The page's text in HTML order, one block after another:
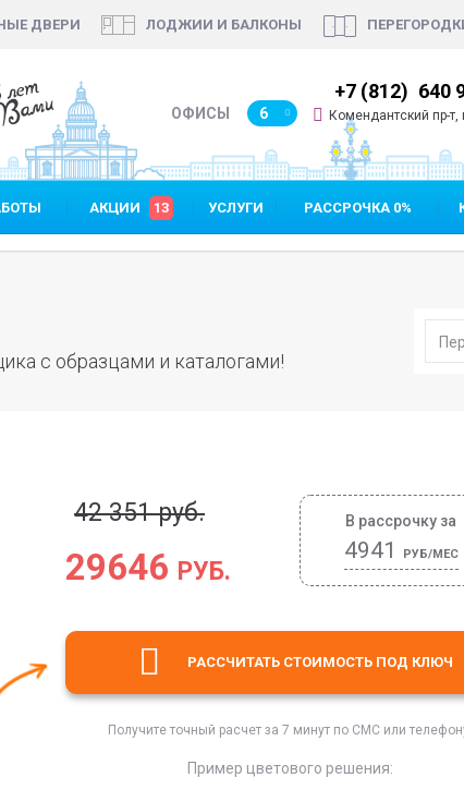
ДВЕРИ ЛОДЖИИ И БАЛКОНЫ
ОФИСЫ 6
640 90 48 +7 (812) 640
Комендантский пр-
АКЦИИ 13 УСЛУГИ РАССРОЧКА 0%
с образцами и каталогами!
42 351 руб.
29646 РУБ.
В рассрочку за
4941 РУБ/МЕС
РАССЧИТАТЬ СТОИМОСТЬ ПОД КЛЮЧ
Получите точный расчет за 7 минут по СМС или
Пример цветового решения: